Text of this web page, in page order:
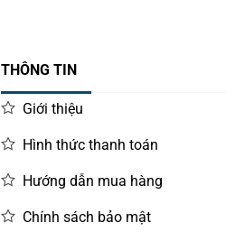
THÔNG TIN
Giới thiệu
Hình thức thanh toán
Hướng dẫn mua hàng
Chính sách bảo mật